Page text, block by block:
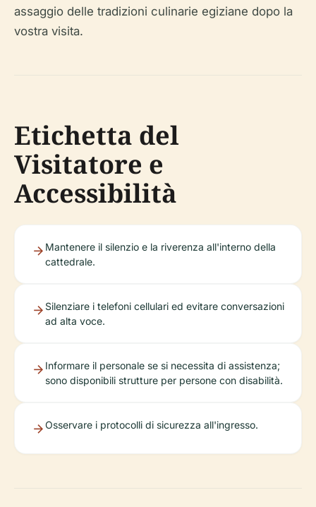
assaggio delle tradizioni culinarie egiziane dopo la
vostra visita.
Etichetta del
Visitatore e
Accessibilità
Mantenere il silenzio e la riverenza all'interno della
cattedrale.
Silenziare i telefoni cellulari ed evitare conversazioni
ad alta voce.
Informare il personale se si necessita di assistenza;
sono disponibili strutture per persone con disabilità.
Osservare i protocolli di sicurezza all'ingresso.